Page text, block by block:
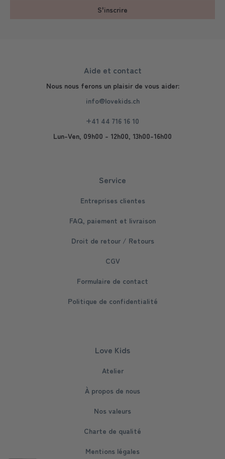
S'inscrire
Aide et contact
Nous nous ferons un plaisir de vous aider:
info@lovekids.ch
+41 44 716 16 10
Lun-Ven, 09h00 - 12h00, 13h00-16h00
Service
Entreprises clientes
FAQ, paiement et livraison
Droit de retour / Retours
CGV
Formulaire de contact
Politique de confidentialité
Love Kids
Atelier
À propos de nous
Nos valeurs
Charte de qualité
Mentions légales